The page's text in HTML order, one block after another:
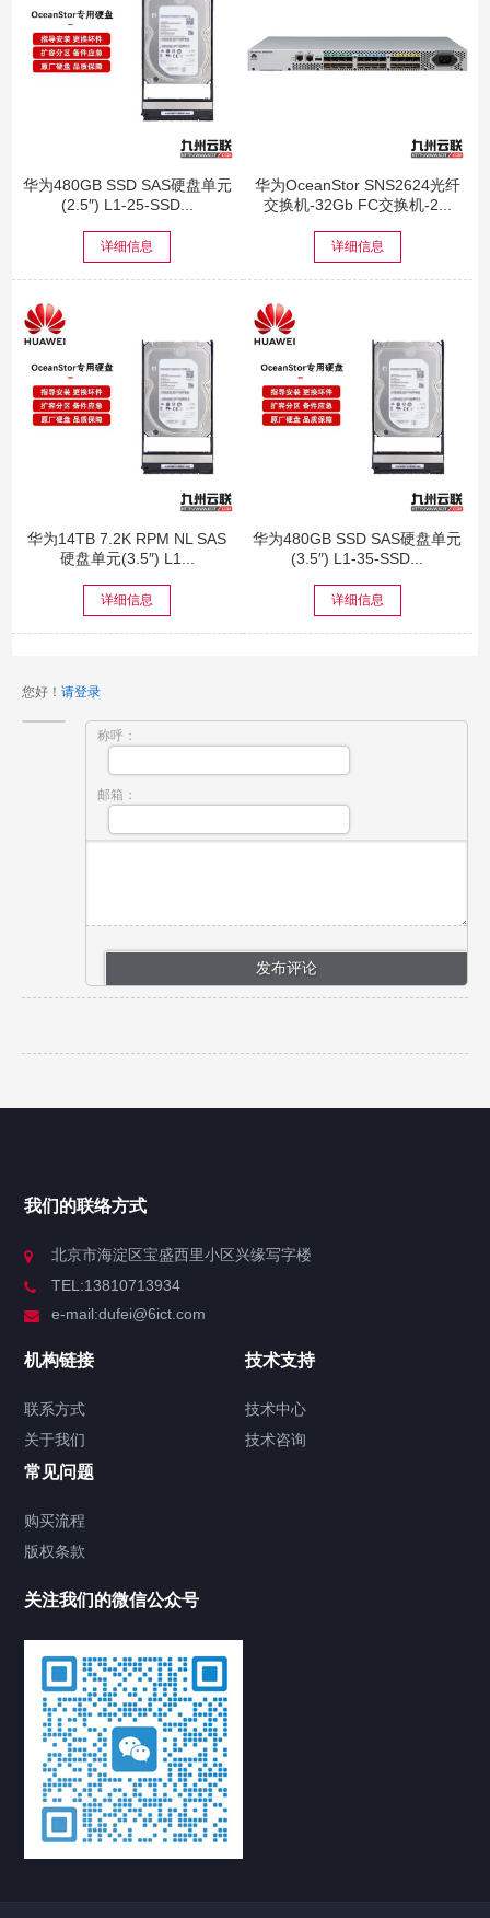
华为480GB SSD SAS硬盘单元
(2.5″) L1-25-SSD...
详细信息
华为OceanStor SNS2624光纤
交换机-32Gb FC交换机-2...
详细信息
华为14TB 7.2K RPM NL SAS
硬盘单元(3.5″) L1...
详细信息
华为480GB SSD SAS硬盘单元
(3.5″) L1-35-SSD...
详细信息
您好！ 请登录
称呼：
邮箱：
我们的联络方式
北京市海淀区宝盛西里小区兴缘写字楼
TEL:13810713934
e-mail:dufei@6ict.com
机构链接
联系方式
关于我们
技术支持
技术中心
技术咨询
常见问题
购买流程
版权条款
关注我们的微信公众号